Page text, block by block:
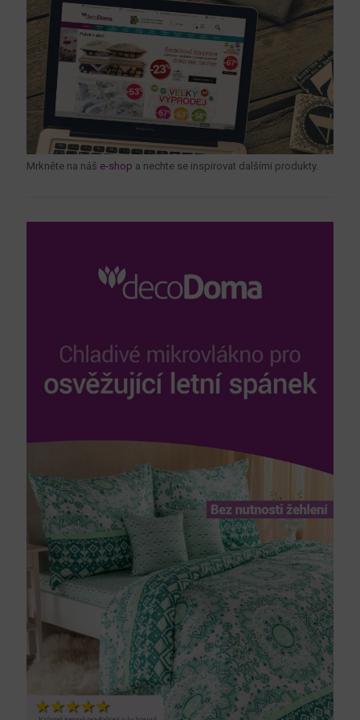
Mrkněte na náš e-shop a nechte se inspirovat dalšími produkty.